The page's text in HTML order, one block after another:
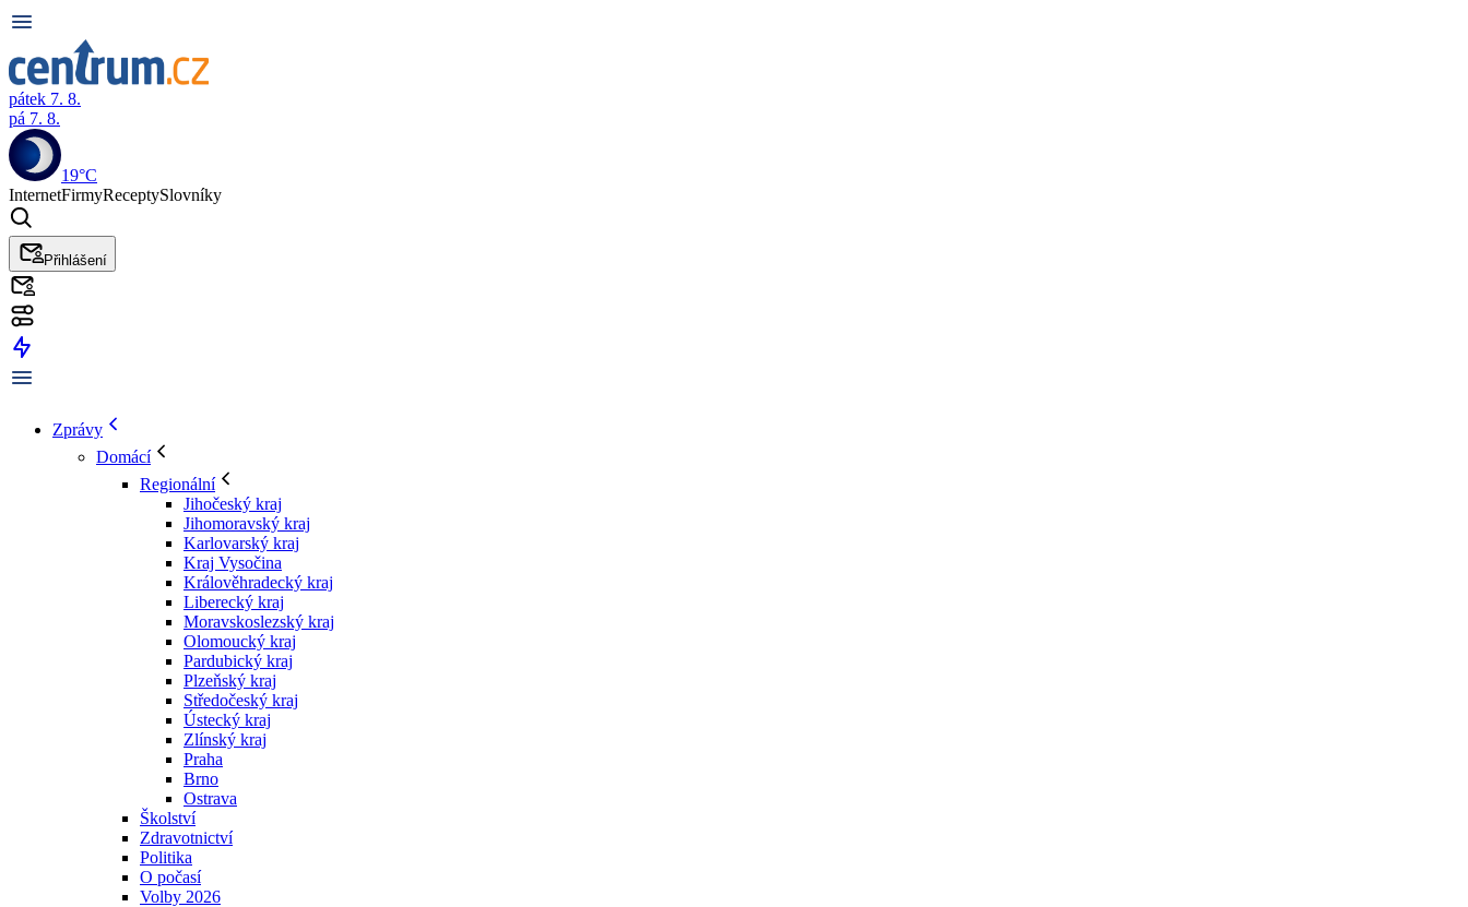
pátek 7. 8.
pá 7. 8.
19°C
InternetFirmyReceptySlovníky
Přihlášení
Zprávy
Domácí
Regionální
Jihočeský kraj
Jihomoravský kraj
Karlovarský kraj
Kraj Vysočina
Králověhradecký kraj
Liberecký kraj
Moravskoslezský kraj
Olomoucký kraj
Pardubický kraj
Plzeňský kraj
Středočeský kraj
Ústecký kraj
Zlínský kraj
Praha
Brno
Ostrava
Školství
Zdravotnictví
Politika
O počasí
Volby 2026